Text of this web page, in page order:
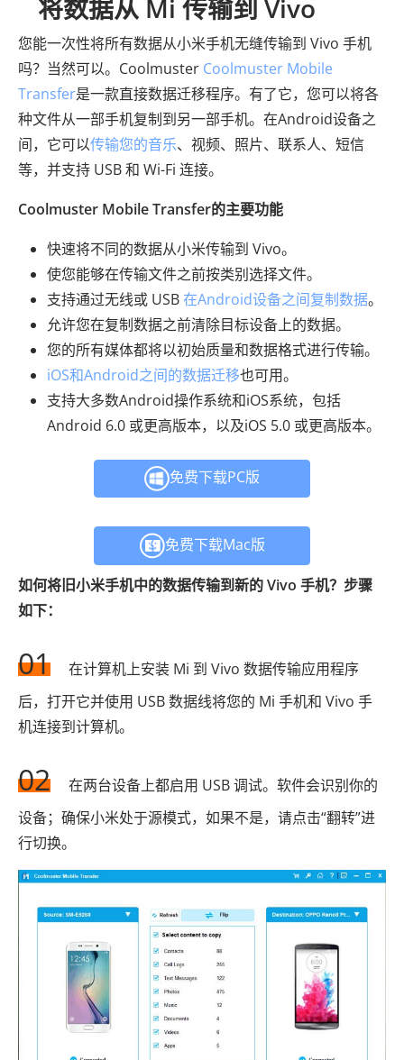
将数据从 Mi 传输到 Vivo
您能一次性将所有数据从小米手机无缝传输到 Vivo 手机
吗？当然可以。Coolmuster Coolmuster Mobile
Transfer是一款直接数据迁移程序。有了它，您可以将各
种文件从一部手机复制到另一部手机。在Android设备之
间，它可以传输您的音乐、视频、照片、联系人、短信
等，并支持 USB 和 Wi-Fi 连接。
Coolmuster Mobile Transfer的主要功能
快速将不同的数据从小米传输到 Vivo。
使您能够在传输文件之前按类别选择文件。
支持通过无线或 USB在Android设备之间复制数据。
允许您在复制数据之前清除目标设备上的数据。
您的所有媒体都将以初始质量和数据格式进行传输。
iOS和Android之间的数据迁移也可用。
支持大多数Android操作系统和iOS系统，包括
Android 6.0 或更高版本，以及iOS 5.0 或更高版本。
免费下载PC版
免费下载Mac版
如何将旧小米手机中的数据传输到新的 Vivo 手机？步骤
如下：
01
在计算机上安装 Mi 到 Vivo 数据传输应用程序
后，打开它并使用 USB 数据线将您的 Mi 手机和 Vivo 手
机连接到计算机。
02
在两台设备上都启用 USB 调试。软件会识别你的
设备；确保小米处于源模式，如果不是，请点击“翻转”进
行切换。